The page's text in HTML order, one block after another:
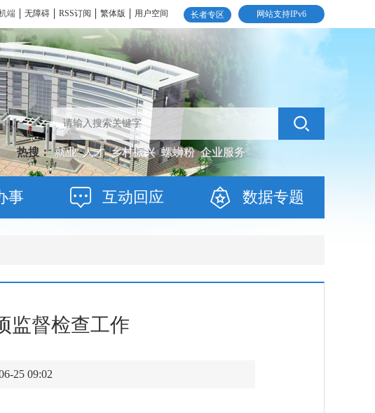
网站支持IPv6
长者专区
端 无障碍 RSS订阅 繁体版 用户空间
热搜： 就业 人才 乡村振兴 螺蛳粉 企业服务
事 互动回应 数据专题
监督检查工作
25 09:02